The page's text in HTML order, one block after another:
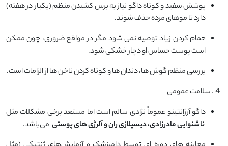
پوشش سفید و کوتاه داگو نیاز به برس کشیدن منظم (یکبار در هفته)
دارد تا موهای مرده حذف شوند.
حمام کردن زیاد توصیه نمی ‌شود مگر در مواقع ضروری، چون ممکن
است پوست حساس او دچار خشکی شود.
بررسی منظم گوش ‌ها، دندان ‌ها و کوتاه کردن ناخن ‌ها از الزامات است.
４. سلامت عمومی
داگو آرژانتینو عموماً نژادی سالم است اما مستعد برخی مشکلات مثل
ناشنوایی مادرزادی، دیسپلازی ران و آلرژی ‌های پوستی می‌باشد.